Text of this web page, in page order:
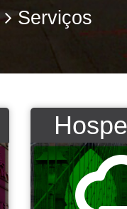
Serviços